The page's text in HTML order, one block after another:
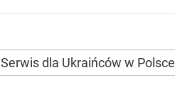
Serwis dla Ukraińców w Polsce